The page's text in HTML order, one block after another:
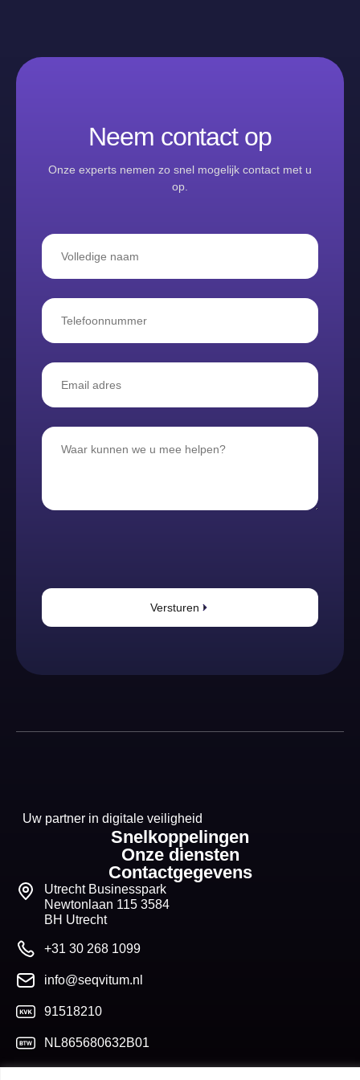
Neem contact op
Onze experts nemen zo snel mogelijk contact met u
op.
Versturen
Uw partner in digitale veiligheid
Snelkoppelingen
Onze diensten
Contactgegevens
Utrecht Businesspark
Newtonlaan 115 3584
BH Utrecht
+31 30 268 1099
info@seqvitum.nl
91518210
NL865680632B01